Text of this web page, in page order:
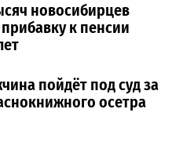
новосибирцев
к пенсии
пойдёт под суд за
осетра